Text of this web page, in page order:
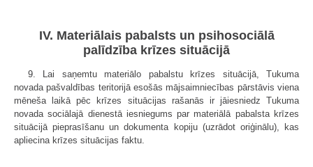
IV. Materiālais pabalsts un psihosociālā
palīdzība krīzes situācijā
9. Lai saņemtu materiālo pabalstu krīzes situācijā, Tukuma
novada pašvaldības teritorijā esošās mājsaimniecības pārstāvis viena
mēneša laikā pēc krīzes situācijas rašanās ir jāiesniedz Tukuma
novada sociālajā dienestā iesniegums par materiālā pabalsta krīzes
situācijā pieprasīšanu un dokumenta kopiju (uzrādot oriģinālu), kas
apliecina krīzes situācijas faktu.